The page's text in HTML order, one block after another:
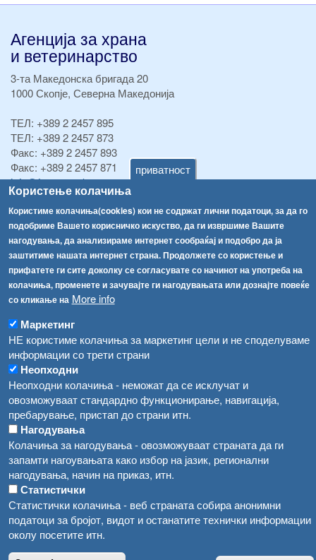
приватност
Користење колачиња
Користиме колачиња(cookies) кои не содржат лични податоци, за да го
подобриме Вашето корисничко искуство, да ги извршиме Вашите
нагодувања, да анализираме интернет сообраќај и подобро да ја
заштитиме нашата интернет страна. Продолжете со користење и
прифатете ги сите доколку се согласувате со начинот на употреба на
колачиња, променете и зачувајте ги нагодувањата или дознајте повеќе
со кликање на More info
Маркетинг
НЕ користиме колачиња за маркетинг цели и не споделуваме
информации со трети страни
Неопходни
Неопходни колачиња - неможат да се исклучат и
овозможуваат стандардно функционирање, навигација,
пребарување, пристап до страни итн.
Нагодувања
Колачиња за нагодувања - овозможуваат страната да ги
запамти нагоувањата како избор на јазик, регионални
нагодувања, начин на приказ, итн.
Статистички
Статистички колачиња - веб страната собира анонимни
податоци за бројот, видот и останатите технички информации
околу посетите итн.
Агенција за храна
и ветеринарство
3-та Македонска бригада 20
1000 Скопје, Северна Македонија
ТЕЛ: +389 2 2457 895
ТЕЛ: +389 2 2457 873
Факс: +389 2 2457 893
Факс: +389 2 2457 871
info@fva.gov.mk
[АХВ-претходна страна]
Соопштенија
Република Бугарија ги засили официјалните контроли при увоз на свежо овошје и зеленчук
Високите температури ризик од труење со храна, опасни се и за животните
Водата во Гостивар може да се користи како техничка, продолжува испораката на флаширана вода
Во Гостивар спроведени 70 вонредни контроли
Забраната за водата во Гостивар останува на сила, операторите да користат само технички безбедна вода
Навигација
Архива
Регистри
Обрасци
Огласи